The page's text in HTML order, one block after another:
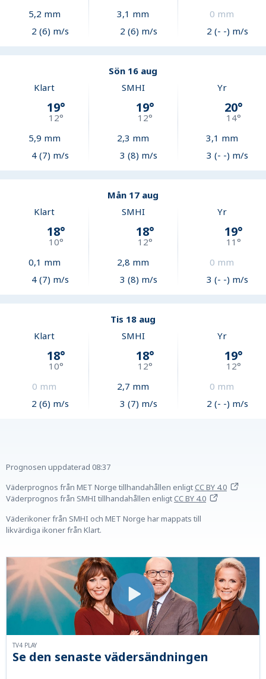
5,2 mm
2 (6) m/s
3,1 mm
2 (6) m/s
0 mm
2 (- -) m/s
Sön 16 aug
Klart
19°
12°
5,9 mm
4 (7) m/s
SMHI
19°
12°
2,3 mm
3 (8) m/s
Yr
20°
14°
3,1 mm
3 (- -) m/s
Mån 17 aug
Klart
18°
10°
0,1 mm
4 (7) m/s
SMHI
18°
12°
2,8 mm
3 (8) m/s
Yr
19°
11°
0 mm
3 (- -) m/s
Tis 18 aug
Klart
18°
10°
0 mm
2 (6) m/s
SMHI
18°
12°
2,7 mm
3 (7) m/s
Yr
19°
12°
0 mm
2 (- -) m/s
Prognosen uppdaterad 08:37
Väderprognos från MET Norge tillhandahållen enligtCC BY 4.0
Väderprognos från SMHI tillhandahållen enligtCC BY 4.0
Väderikoner från SMHI och MET Norge har mappats till
likvärdiga ikoner från Klart.
Se den senaste vädersändningen
TV4 PLAY